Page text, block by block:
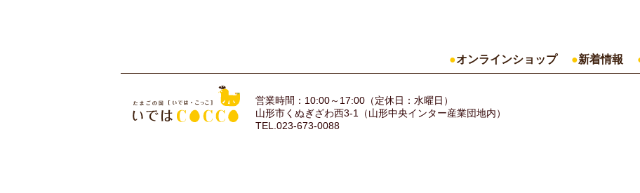
オンラインショップ 新着情報
営業時間：10:00～17:00（定休日：水曜日）
山形市くぬぎざわ西3-1（山形中央インター産業団地内）
TEL.023-673-0088